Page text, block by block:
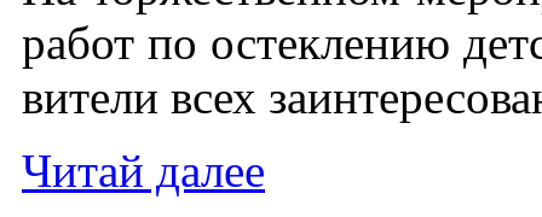
ра­бот по ос­текле­нию
вите­ли всех
Чи­тай да­лее